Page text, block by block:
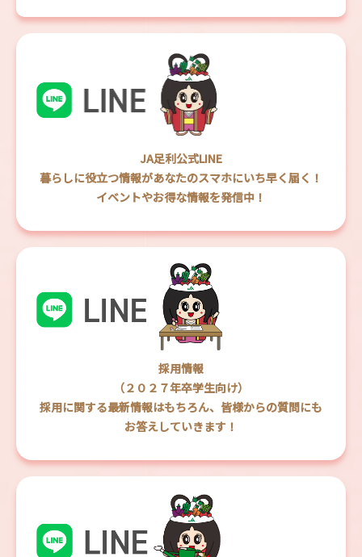
JA足利公式LINE
暮らしに役立つ情報があなたのスマホにいち早く届く！
イベントやお得な情報を発信中！
採用情報
（２０２７年卒学生向け）
採用に関する最新情報はもちろん、皆様からの質問にも
お答えしていきます！